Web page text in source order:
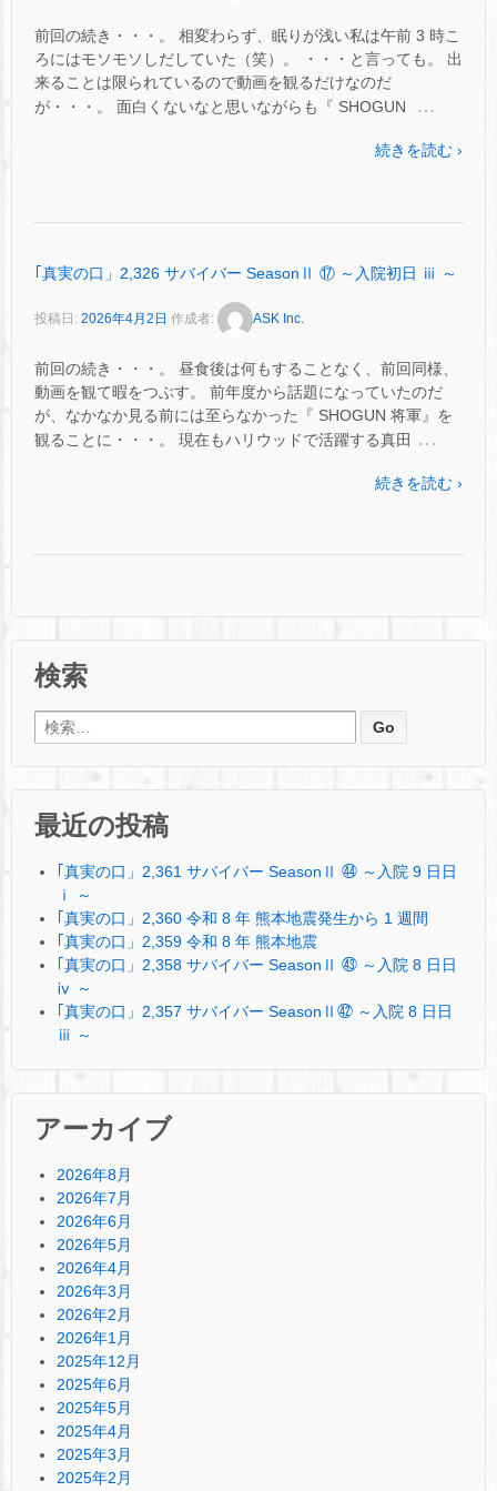
前回の続き・・・。 相変わらず、眠りが浅い私は午前 3 時こ
ろにはモソモソしだしていた（笑）。 ・・・と言っても。 出
来ることは限られているので動画を観るだけなのだ
が・・・。 面白くないなと思いながらも『 SHOGUN
…
続きを読む ›
｢真実の口」2,326 サバイバー SeasonⅡ ⑰ ～入院初日 ⅲ ～
投稿日: 2026年4月2日 作成者: ASK Inc.
前回の続き・・・。 昼食後は何もすることなく、前回同様、
動画を観て暇をつぶす。 前年度から話題になっていたのだ
が、なかなか見る前には至らなかった『 SHOGUN 将軍』を
観ることに・・・。 現在もハリウッドで活躍する真田
…
続きを読む ›
検索
検索:
最近の投稿
｢真実の口」2,361 サバイバー SeasonⅡ ㊹ ～入院 9 日日
ⅰ ～
｢真実の口」2,360 令和 8 年 熊本地震発生から 1 週間
｢真実の口」2,359 令和 8 年 熊本地震
｢真実の口」2,358 サバイバー SeasonⅡ ㊸ ～入院 8 日日
ⅳ ～
｢真実の口」2,357 サバイバー SeasonⅡ㊷ ～入院 8 日日
ⅲ ～
アーカイブ
2026年8月
2026年7月
2026年6月
2026年5月
2026年4月
2026年3月
2026年2月
2026年1月
2025年12月
2025年6月
2025年5月
2025年4月
2025年3月
2025年2月